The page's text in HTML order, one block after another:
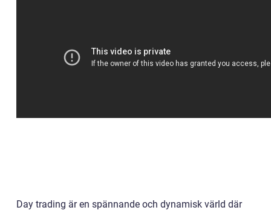
Day trading är en spännande och dynamisk värld där